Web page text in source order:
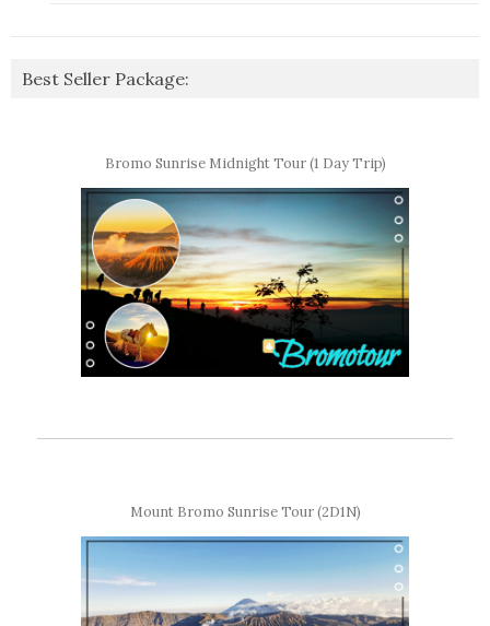
Best Seller Package:
Bromo Sunrise Midnight Tour (1 Day Trip)
Mount Bromo Sunrise Tour (2D1N)